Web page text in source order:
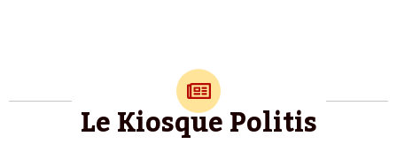
Le Kiosque Politis